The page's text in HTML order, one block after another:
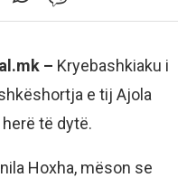
– Kryebashkiaku i
e tij Ajola
të dytë.
Hoxha, mëson se